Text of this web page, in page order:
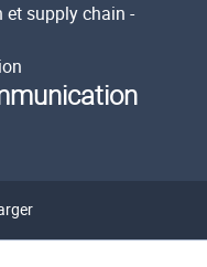
et supply chain -